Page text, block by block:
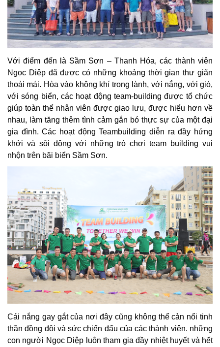
Với điểm đến là Sầm Sơn – Thanh Hóa, các thành viên
Ngọc Diệp đã được có những khoảng thời gian thư giãn
thoải mái. Hòa vào không khí trong lành, với nắng, với gió,
với sóng biển, các hoạt động team-building được tổ chức
giúp toàn thể nhân viên được giao lưu, được hiểu hơn về
nhau, làm tăng thêm tình cảm gắn bó thực sự của một đại
gia đình. Các hoạt động Teambuilding diễn ra đầy hứng
khởi và sôi động với những trò chơi team building vui
nhộn trên bãi biển Sầm Sơn.
Cái nắng gay gắt của nơi đây cũng không thể cản nổi tinh
thần đồng đội và sức chiến đấu của các thành viên. những
con người Ngọc Diệp luôn tham gia đầy nhiệt huyết và hết